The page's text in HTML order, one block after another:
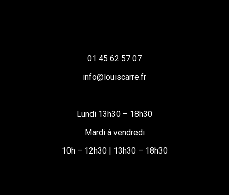
01 45 62 57 07
info@louiscarre.fr
Lundi 13h30 – 18h30
Mardi à vendredi
10h – 12h30 | 13h30 – 18h30